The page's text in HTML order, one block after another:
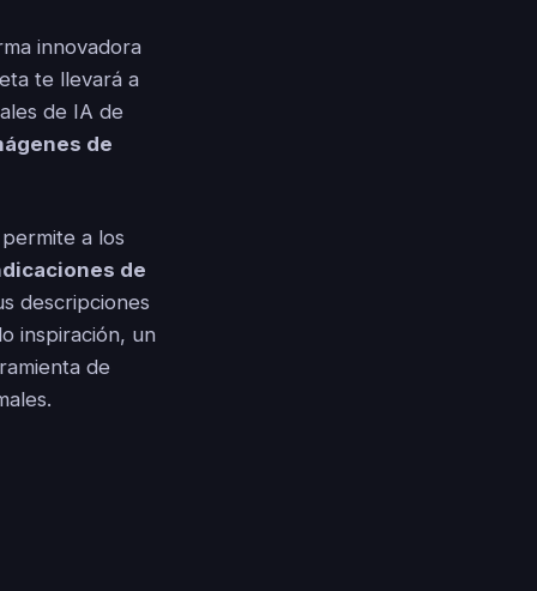
innovadora
te llevará a
de IA de
de
a los
de
descripciones
inspiración, un
de